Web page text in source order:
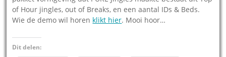
of Hour jingles, out of Breaks, en een aantal IDs & Beds.
Wie de demo wil horen klikt hier. Mooi hoor…
Dit delen: